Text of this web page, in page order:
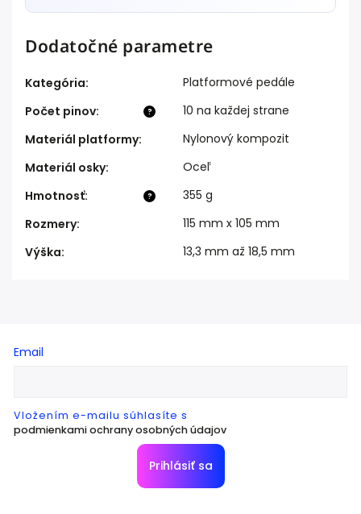
Dodatočné parametre
Kategória: Platformové pedále
?
Počet pinov:
10 na každej strane
Materiál platformy:
Nylonový kompozit
Materiál osky: Oceľ
?
Hmotnosť:
355 g
Rozmery:
115 mm x 105 mm
Výška: 13,3 mm až 18,5 mm
Email
Vložením e-mailu súhlasíte s
podmienkami ochrany osobných údajov
Prihlásiť sa